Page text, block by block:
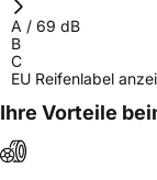
A / 69 dB
B
C
EU Reifenlabel
Ihre Vorteile